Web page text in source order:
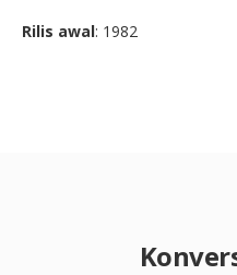
Rilis awal: 1982